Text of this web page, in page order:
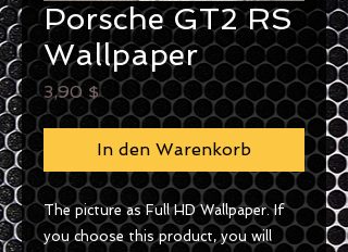
Porsche GT2 RS
Wallpaper
3,90 $Preis
In den Warenkorb
The picture as Full HD Wallpaper. If
you choose this product, you will